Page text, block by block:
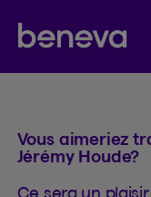
Partenaire Beneva
Contact
Vous aimeriez
Jérémy Houde?
Ce sera un